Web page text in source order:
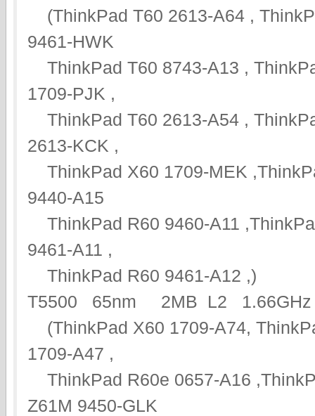
(ThinkPad T60 2613-A64 ,
9461-HWK
ThinkPad T60 8743-A13 ,
1709-PJK ,
ThinkPad T60 2613-A54 ,
2613-KCK ,
ThinkPad X60 1709-MEK
9440-A15
ThinkPad R60 9460-A11
9461-A11 ,
ThinkPad R60 9461-A12 ,)
T5500 65nm 2MB L2 1.66GHz
(ThinkPad X60 1709-A74,
1709-A47 ,
ThinkPad R60e 0657-A16
Z61M 9450-GLK